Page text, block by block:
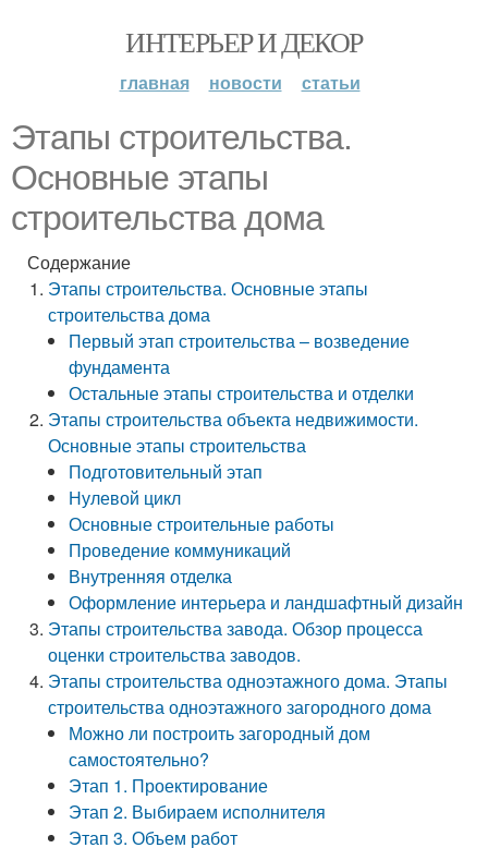
ИНТЕРЬЕР И ДЕКОР
главная новости статьи
Этапы строительства.
Основные этапы
строительства дома
Содержание
Этапы строительства. Основные этапы
строительства дома
Первый этап строительства – возведение
фундамента
Остальные этапы строительства и отделки
Этапы строительства объекта недвижимости.
Основные этапы строительства
Подготовительный этап
Нулевой цикл
Основные строительные работы
Проведение коммуникаций
Внутренняя отделка
Оформление интерьера и ландшафтный дизайн
Этапы строительства завода. Обзор процесса
оценки строительства заводов.
Этапы строительства одноэтажного дома. Этапы
строительства одноэтажного загородного дома
Можно ли построить загородный дом
самостоятельно?
Этап 1. Проектирование
Этап 2. Выбираем исполнителя
Этап 3. Объем работ